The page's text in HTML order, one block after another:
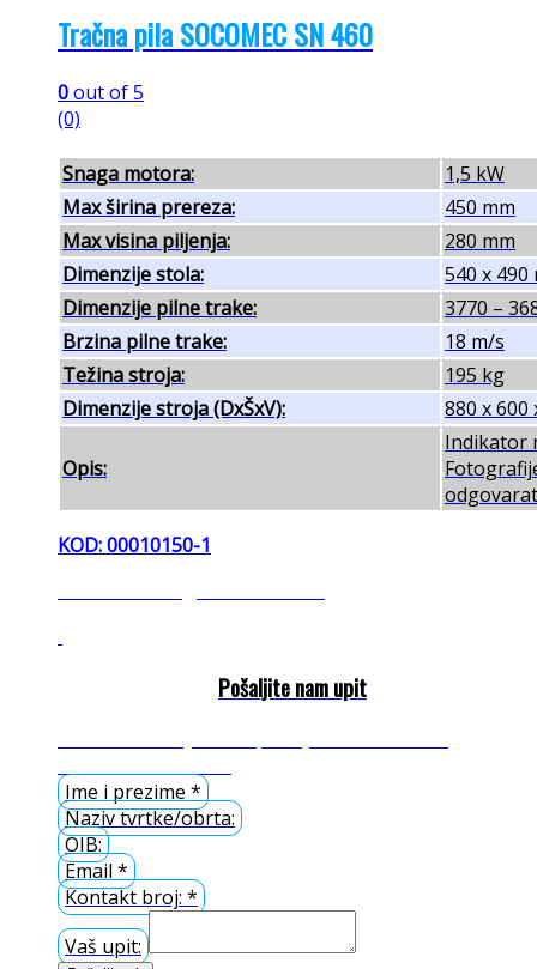
Tračna pila SOCOMEC SN 460
0out of 5
(0)
Snaga motora:
1,5 kW
Max širina prereza:
450 mm
Max visina piljenja:
280 mm
Dimenzije stola:
540 x 490
Dimenzije pilne trake:
3770 –
Brzina pilne trake:
18 m/s
Težina stroja:
195 kg
Dimenzije stroja (DxŠxV):
880 x 600
Opis:
Indikator
KOD: 00010150-1
Pošaljite nam upit
Ime i prezime *
Naziv tvrtke/obrta:
OIB:
Email *
Kontakt broj: *
Vaš upit: